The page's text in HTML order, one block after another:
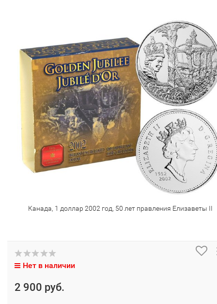
Канада, 1 доллар 2002 год, 50 лет правления Елизаветы II
Нет в наличии
2 900 руб.